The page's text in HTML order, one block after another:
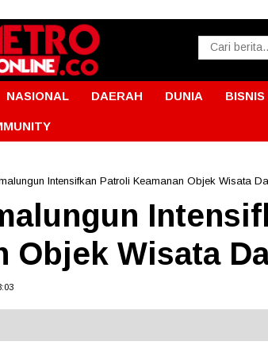
NASIONAL DAERAH DUNIA BISNIS
Intensifkan Patroli Keamanan Objek Wisata
Objek Wisata